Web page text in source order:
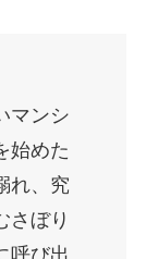
マンシ
始めた
れ、究
さぼり